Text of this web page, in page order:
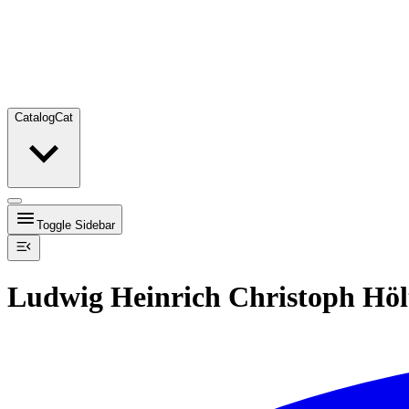
CatalogCat
Toggle Sidebar
Ludwig Heinrich Christoph